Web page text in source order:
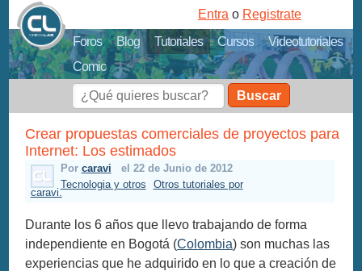
Foros Blog Tutoriales Cursos
Videotutoriales
Comic
Entra o Registrate
Buscar
Crear propuestas comerciales de proyectos para
Internet: Los estimados
Por caravi
el 22 de Junio de 2012
Tecnologia y otros
Otros tutoriales por
caravi.
Durante los 6 años que llevo trabajando de forma
independiente en Bogotá (Colombia) son muchas las
experiencias que he adquirido en lo que a creación de